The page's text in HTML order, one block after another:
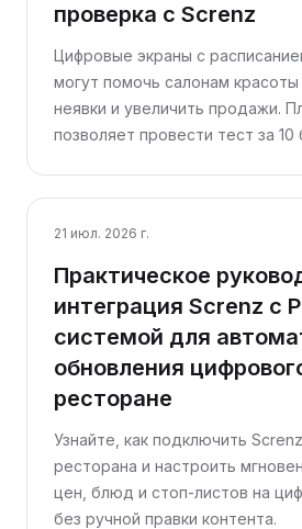
проверка с Screnz
Цифровые экраны с
могут помочь салонам красоты
неявки и увеличить продажи.
позволяет провести тест за
21 июл. 2026 г.
Практическое
интеграция Screnz с
системой для
обновления
ресторане
Узнайте, как подключить
ресторана и настроить
цен, блюд и стоп-листов на
без ручной правки контента.